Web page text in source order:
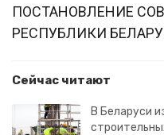
ПОСТАНОВЛЕНИЕ
РЕСПУБЛИКИ
Сейчас читают
В Беларуси